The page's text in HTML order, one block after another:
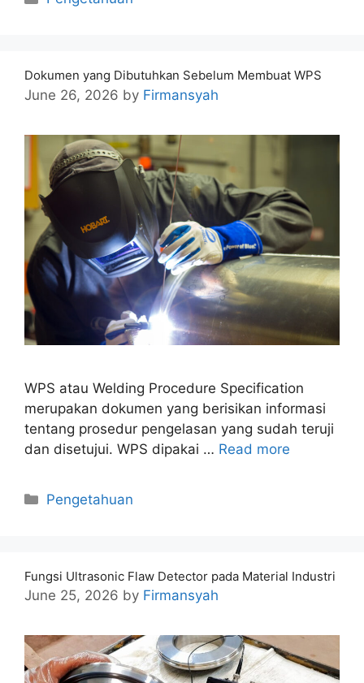
Dokumen yang Dibutuhkan Sebelum Membuat WPS
June 26, 2026 by Firmansyah
WPS atau Welding Procedure Specification
merupakan dokumen yang berisikan informasi
tentang prosedur pengelasan yang sudah teruji
dan disetujui. WPS dipakai … Read more
Categories
Pengetahuan
Fungsi Ultrasonic Flaw Detector pada Material Industri
June 25, 2026 by Firmansyah